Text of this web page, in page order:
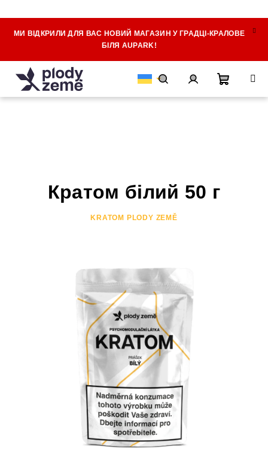
МИ ВІДКРИЛИ ДЛЯ ВАС НОВИЙ МАГАЗИН У ГРАДЦІ-КРАЛОВЕ
БІЛЯ AUPARK!
ПошукВхід Кошик
Кратом білий 50 г
KRATOM PLODY ZEMĚ